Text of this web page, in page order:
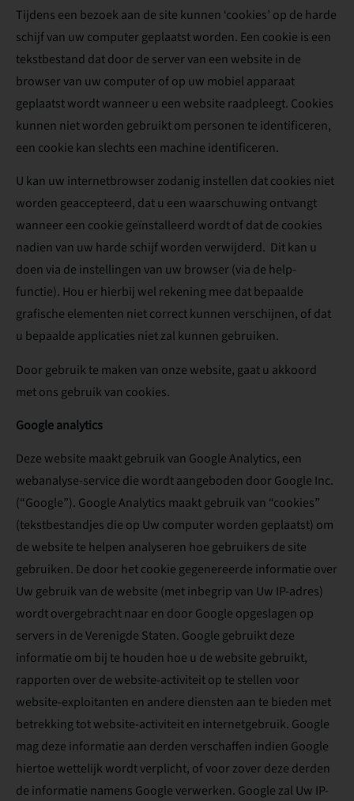
Tijdens een bezoek aan de site kunnen ‘cookies’ op de harde
schijf van uw computer geplaatst worden. Een cookie is een
tekstbestand dat door de server van een website in de
browser van uw computer of op uw mobiel apparaat
geplaatst wordt wanneer u een website raadpleegt. Cookies
kunnen niet worden gebruikt om personen te identificeren,
een cookie kan slechts een machine identificeren.
U kan uw internetbrowser zodanig instellen dat cookies niet
worden geaccepteerd, dat u een waarschuwing ontvangt
wanneer een cookie geïnstalleerd wordt of dat de cookies
nadien van uw harde schijf worden verwijderd. Dit kan u
doen via de instellingen van uw browser (via de help-
functie). Hou er hierbij wel rekening mee dat bepaalde
grafische elementen niet correct kunnen verschijnen, of dat
u bepaalde applicaties niet zal kunnen gebruiken.
Door gebruik te maken van onze website, gaat u akkoord
met ons gebruik van cookies.
Google analytics
Deze website maakt gebruik van Google Analytics, een
webanalyse-service die wordt aangeboden door Google Inc.
(“Google”). Google Analytics maakt gebruik van “cookies”
(tekstbestandjes die op Uw computer worden geplaatst) om
de website te helpen analyseren hoe gebruikers de site
gebruiken. De door het cookie gegenereerde informatie over
Uw gebruik van de website (met inbegrip van Uw IP-adres)
wordt overgebracht naar en door Google opgeslagen op
servers in de Verenigde Staten. Google gebruikt deze
informatie om bij te houden hoe u de website gebruikt,
rapporten over de website-activiteit op te stellen voor
website-exploitanten en andere diensten aan te bieden met
betrekking tot website-activiteit en internetgebruik. Google
mag deze informatie aan derden verschaffen indien Google
hiertoe wettelijk wordt verplicht, of voor zover deze derden
de informatie namens Google verwerken. Google zal Uw IP-